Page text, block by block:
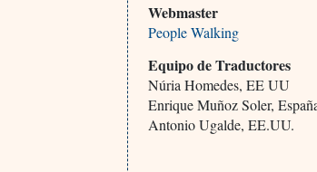
Webmaster
People Walking
Equipo de Traductores
Núria Homedes, EE UU
Enrique Muñoz Soler,
Antonio Ugalde, EE.UU.